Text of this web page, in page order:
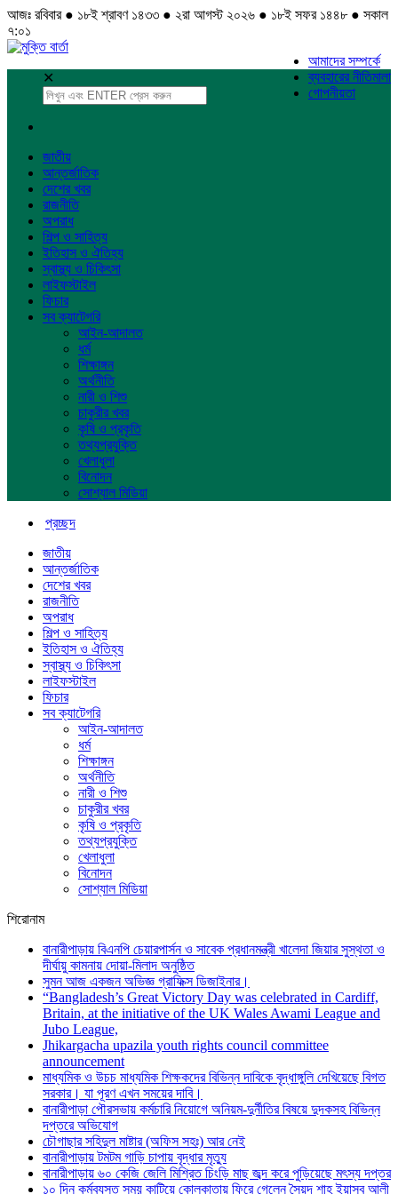
আজঃ রবিবার ● ১৮ই শ্রাবণ ১৪৩৩ ● ২রা আগস্ট ২০২৬ ● ১৮ই সফর ১৪৪৮ ● সকাল
৭:০১
আমাদের সম্পর্কে
ব্যবহারের নীতিমালা
গোপনীয়তা
✕
জাতীয়
আন্তর্জাতিক
দেশের খবর
রাজনীতি
অপরাধ
শিল্প ও সাহিত্য
ইতিহাস ও ঐতিহ্য
স্বাস্থ্য ও চিকিৎসা
লাইফস্টাইল
ফিচার
সব ক্যাটেগরি
আইন-আদালত
ধর্ম
শিক্ষাঙ্গন
অর্থনীতি
নারী ও শিশু
চাকুরীর খবর
কৃষি ও প্রকৃতি
তথ্যপ্রযুক্তি
খেলাধুলা
বিনোদন
সোশ্যাল মিডিয়া
প্রচ্ছদ
জাতীয়
আন্তর্জাতিক
দেশের খবর
রাজনীতি
অপরাধ
শিল্প ও সাহিত্য
ইতিহাস ও ঐতিহ্য
স্বাস্থ্য ও চিকিৎসা
লাইফস্টাইল
ফিচার
সব ক্যাটেগরি
আইন-আদালত
ধর্ম
শিক্ষাঙ্গন
অর্থনীতি
নারী ও শিশু
চাকুরীর খবর
কৃষি ও প্রকৃতি
তথ্যপ্রযুক্তি
খেলাধুলা
বিনোদন
সোশ্যাল মিডিয়া
শিরোনাম
বানারীপাড়ায় বিএনপি চেয়ারপার্সন ও সাবেক প্রধানমন্ত্রী খালেদা জিয়ার সুস্থতা ও
দীর্ঘায়ু কামনায় দোয়া-মিলাদ অনুষ্ঠিত
সুমন আজ একজন অভিজ্ঞ গ্রাফিক্স ডিজাইনার।
“Bangladesh’s Great Victory Day was celebrated in Cardiff,
Britain, at the initiative of the UK Wales Awami League and
Jubo League,
Jhikargacha upazila youth rights council committee
announcement
মাধ্যমিক ও উচচ মাধ্যমিক শিক্ষকদের বিভিন্ন দাবিকে বৃদ্ধাঙ্গুলি দেখিয়েছে বিগত
সরকার। যা পূরণ এখন সময়ের দাবি।
বানারীপাড়া পৌরসভায় কর্মচারি নিয়োগে অনিয়ম-দুর্নীতির বিষয়ে দুদকসহ বিভিন্ন
দপ্তরে অভিযোগ
চৌগাছার সহিদুল মাষ্টার (অফিস সহঃ) আর নেই
বানারীপাড়ায় টমটম গাড়ি চাপায় বৃদ্ধার মৃত্যু
বানারীপাড়ায় ৬০ কেজি জেলি মিশ্রিত চিংড়ি মাছ জব্দ করে পুড়িয়েছে মৎস্য দপ্তর
১০ দিন কর্মব্যস্ত সময় কাটিয়ে কোলকাতায় ফিরে গেলেন সৈয়দ শাহ ইয়াসুব আলী